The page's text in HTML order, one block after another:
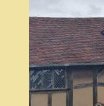
Shakespeare
szülőháza.jpg